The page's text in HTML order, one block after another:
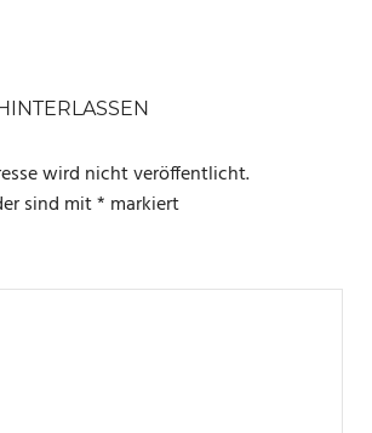
wird nicht veröffentlicht.
sind mit* markiert